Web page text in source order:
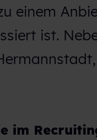
einem
ist.
im